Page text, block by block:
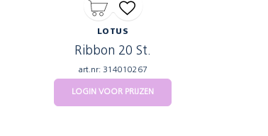
LOTUS
Ribbon 20 St.
art.nr: 314010267
LOGIN VOOR PRIJZEN